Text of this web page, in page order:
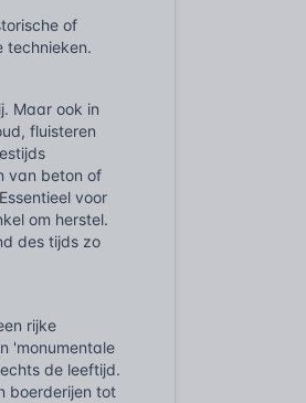
of
technieken.
Maar ook in
fluisteren
van beton of
voor
om herstel.
des tijds zo
rijke
'monumentale
de leeftijd.
boerderijen tot